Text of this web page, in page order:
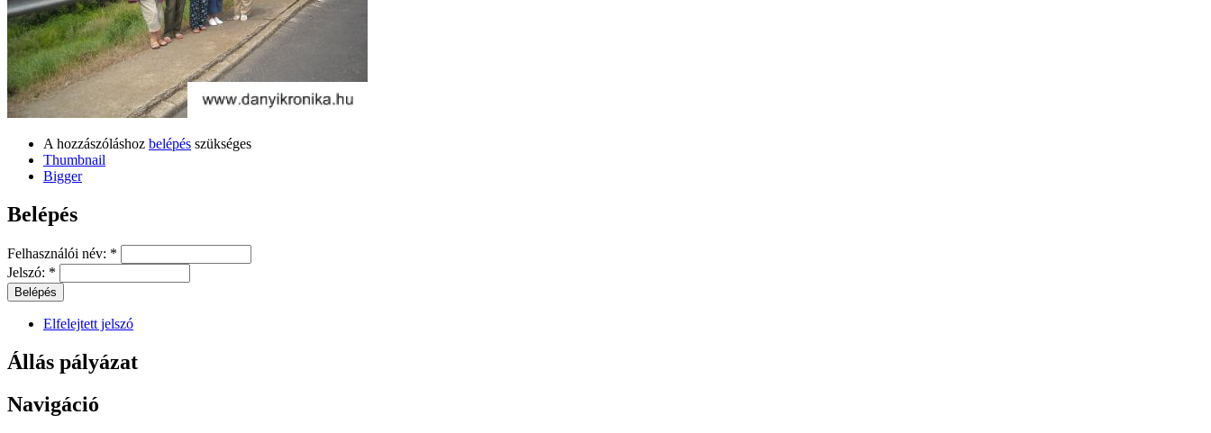
A hozzászóláshoz belépés szükséges
Thumbnail
Bigger
Belépés
Felhasználói név: *
Jelszó: *
Elfelejtett jelszó
Állás pályázat
Navigáció